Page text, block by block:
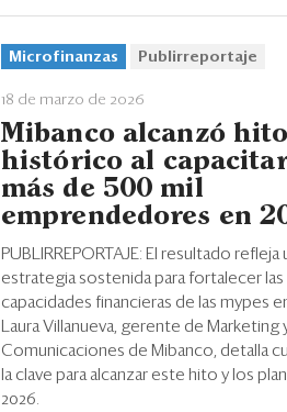
Microfinanzas Publirreportaje
18 de marzo de 2026
Mibanco alcanzó hito
histórico al
más de 500 mil
emprendedores en
PUBLIRREPORTAJE: El resultado refleja
estrategia sostenida para fortalecer las
capacidades financieras de las mypes
Laura Villanueva, gerente de Marketing
Comunicaciones de Mibanco, detalla
la clave para alcanzar este hito y los
2026.